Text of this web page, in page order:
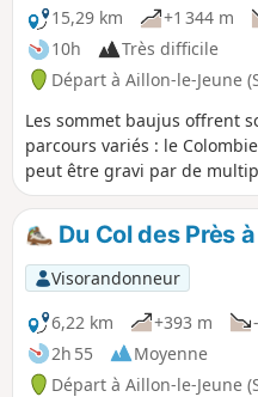
15,29 km
+1 344 m
10h
Très difficile
Départ à Aillon-le-Jeune
Les sommet baujus offrent
parcours variés : le
peut être gravi par de
Cette boucle est un peu
que les accès classiques,
propose de parcourir la
Rochers de la Bade qui
et attention : la descente sur
Cochette peut être aérienne
physique, à pratiquer plutôt
sec.
Du Col des Près
Visorandonneur
6,22 km
+393 m
2h 55
Moyenne
Départ à Aillon-le-Jeune